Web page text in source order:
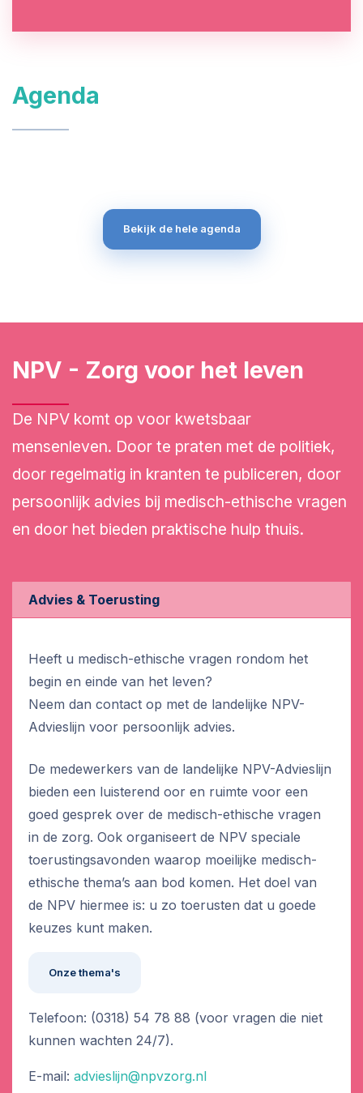
Agenda
Bekijk de hele agenda
NPV - Zorg voor het leven
De NPV komt op voor kwetsbaar
mensenleven. Door te praten met de politiek,
door regelmatig in kranten te publiceren, door
persoonlijk advies bij medisch-ethische vragen
en door het bieden praktische hulp thuis.
Advies & Toerusting
Heeft u medisch-ethische vragen rondom het
begin en einde van het leven?
Neem dan contact op met de landelijke NPV-
Advieslijn voor persoonlijk advies.
De medewerkers van de landelijke NPV-Advieslijn
bieden een luisterend oor en ruimte voor een
goed gesprek over de medisch-ethische vragen
in de zorg. Ook organiseert de NPV speciale
toerustingsavonden waarop moeilijke medisch-
ethische thema’s aan bod komen. Het doel van
de NPV hiermee is: u zo toerusten dat u goede
keuzes kunt maken.
Onze thema's
Telefoon: (0318) 54 78 88 (voor vragen die niet
kunnen wachten 24/7).
E-mail: advieslijn@npvzorg.nl